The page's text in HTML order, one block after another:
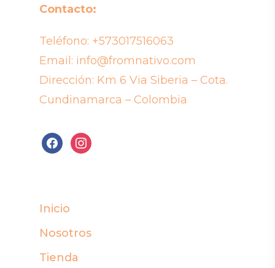
Contacto:
Teléfono: +573017516063
Email: info@fromnativo.com
Dirección: Km 6 Via Siberia – Cota.
Cundinamarca – Colombia
facebookinstagram
Inicio
Nosotros
Tienda